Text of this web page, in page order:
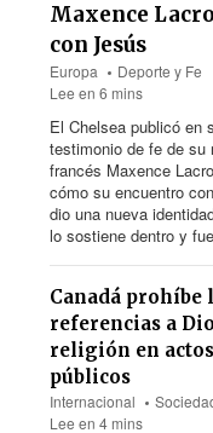
Maxence
con Jesús
Europa
Deporte y Fe
Lee en 6 mins
El Chelsea publicó en
testimonio de fe de su
francés Maxence
cómo su encuentro
dio una nueva
lo sostiene dentro y
Canadá prohíbe
referencias a
religión en
públicos
Internacional
Lee en 4 mins